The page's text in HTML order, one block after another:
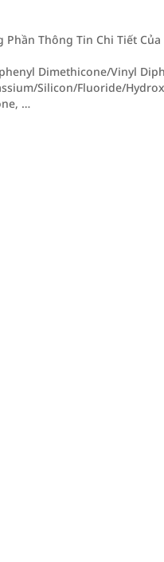
Thông Tin Chi Tiết Của
Dimethicone/Vinyl
Silicon/Fluoride/
…